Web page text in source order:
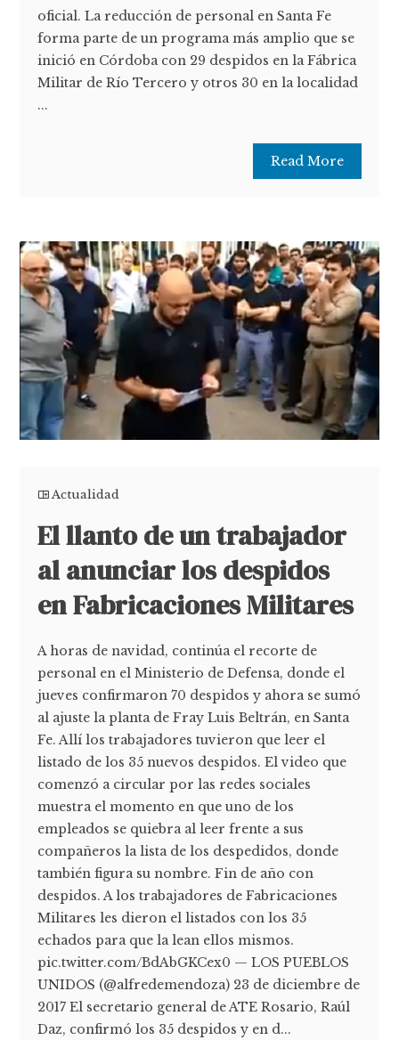
oficial. La reducción de personal en Santa Fe
forma parte de un programa más amplio que se
inició en Córdoba con 29 despidos en la Fábrica
Militar de Río Tercero y otros 30 en la localidad
...
Read More
Actualidad
El llanto de un trabajador
al anunciar los despidos
en Fabricaciones Militares
A horas de navidad, continúa el recorte de
personal en el Ministerio de Defensa, donde el
jueves confirmaron 70 despidos y ahora se sumó
al ajuste la planta de Fray Luis Beltrán, en Santa
Fe. Allí los trabajadores tuvieron que leer el
listado de los 35 nuevos despidos. El video que
comenzó a circular por las redes sociales
muestra el momento en que uno de los
empleados se quiebra al leer frente a sus
compañeros la lista de los despedidos, donde
también figura su nombre. Fin de año con
despidos. A los trabajadores de Fabricaciones
Militares les dieron el listados con los 35
echados para que la lean ellos mismos.
pic.twitter.com/BdAbGKCex0 — LOS PUEBLOS
UNIDOS (@alfredemendoza) 23 de diciembre de
2017 El secretario general de ATE Rosario, Raúl
Daz, confirmó los 35 despidos y en d...